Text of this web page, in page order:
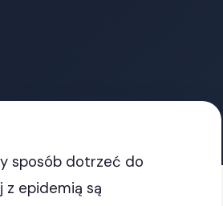
sposób dotrzeć do
z epidemią są